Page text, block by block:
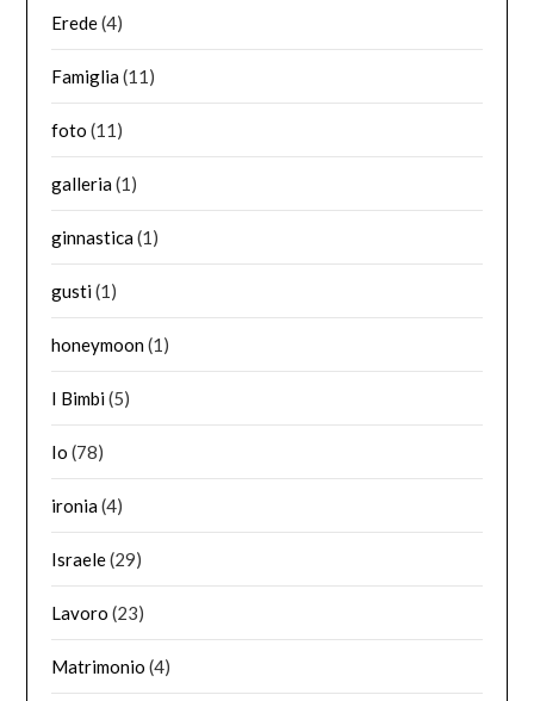
Erede(4)
Famiglia(11)
foto (11)
galleria(1)
ginnastica(1)
gusti(1)
honeymoon(1)
I Bimbi(5)
Io (78)
ironia(4)
Israele(29)
Lavoro (23)
Matrimonio (4)